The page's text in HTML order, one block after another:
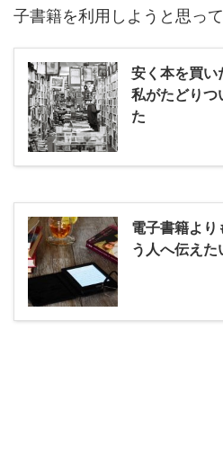
子書籍を利用しようと思って
安く本を買い
私がたどり
た
電子書籍より
う人へ伝えた